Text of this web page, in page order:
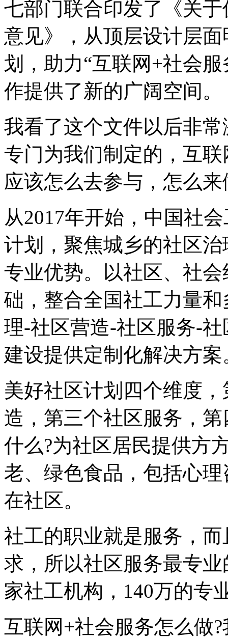
七部门联合印发了《关
意见》，从顶层设计层
划，助力“互联网+社会
作提供了新的广阔空间。
我看了这个文件以后非
专门为我们制定的，互
应该怎么去参与，怎么来
从2017年开始，中国社
计划，聚焦城乡的社区
专业优势。以社区、社
础，整合全国社工力量
理-社区营造-社区服务-
建设提供定制化解决方案
美好社区计划四个维度
造，第三个社区服务，
什么?为社区居民提供方
老、绿色食品，包括心
在社区。
社工的职业就是服务，
求，所以社区服务最专
家社工机构，140万的专
互联网+社会服务怎么做